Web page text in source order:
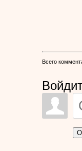
Всего